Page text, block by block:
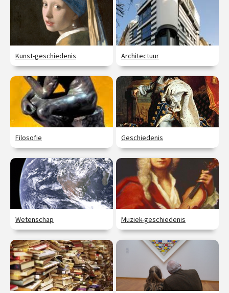
Kunst-geschiedenis Architectuur
Filosofie Geschiedenis
Wetenschap Muziek-geschiedenis